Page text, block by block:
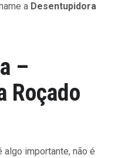
a Desentupidora
–
Roçado
algo importante, não é